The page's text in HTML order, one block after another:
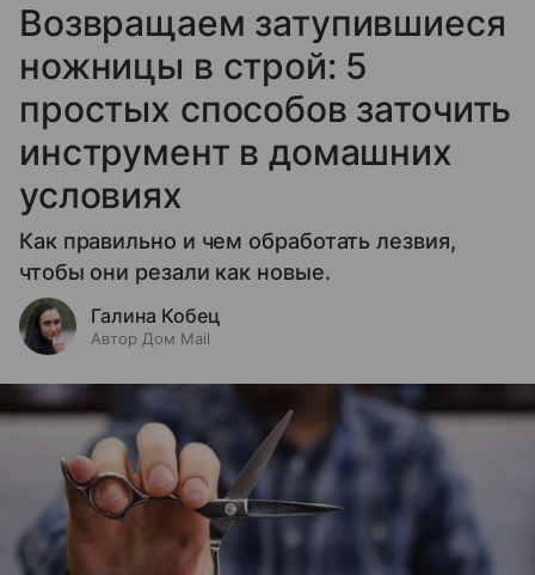
Возвращаем затупившиеся
ножницы в строй: 5
простых способов заточить
инструмент в домашних
условиях
Как правильно и чем обработать лезвия,
чтобы они резали как новые.
Галина Кобец
Автор Дом Mail